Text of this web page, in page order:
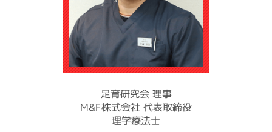
足育研究会 理事
M&F株式会社 代表取締役
理学療法士